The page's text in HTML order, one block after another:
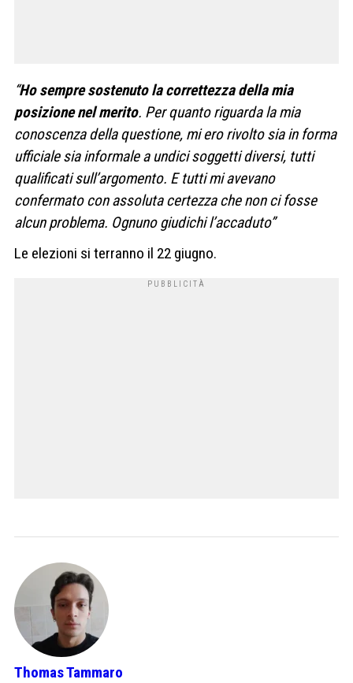
“Ho sempre sostenuto la correttezza della mia
posizione nel merito. Per quanto riguarda la mia
conoscenza della questione, mi ero rivolto sia in forma
ufficiale sia informale a undici soggetti diversi, tutti
qualificati sull’argomento. E tutti mi avevano
confermato con assoluta certezza che non ci fosse
alcun problema. Ognuno giudichi l’accaduto”
Le elezioni si terranno il 22 giugno.
Thomas Tammaro